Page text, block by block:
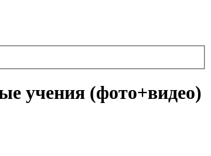
учения (фото+видео)